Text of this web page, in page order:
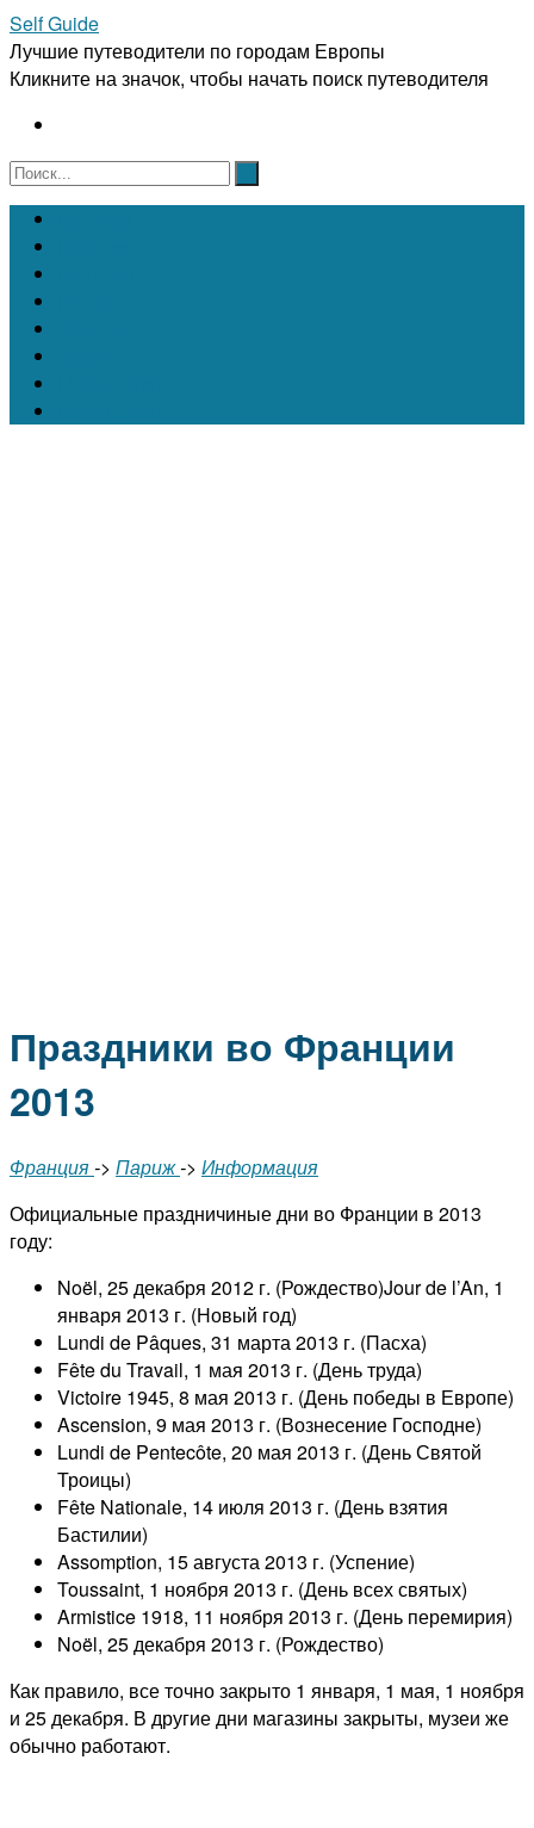
Self Guide
Лучшие путеводители по городам Европы
Кликните на значок, чтобы начать поиск путеводителя
Праздники во Франции
2013
Франция-> Париж-> Информация
Официальные праздничиные дни во Франции в 2013
году:
Noël, 25 декабря 2012 г. (Рождество)Jour de l’An, 1
января 2013 г. (Новый год)
Lundi de Pâques, 31 марта 2013 г. (Пасха)
Fête du Travail, 1 мая 2013 г. (День труда)
Victoire 1945, 8 мая 2013 г. (День победы в Европе)
Ascension, 9 мая 2013 г. (Вознесение Господне)
Lundi de Pentecôte, 20 мая 2013 г. (День Святой
Троицы)
Fête Nationale, 14 июля 2013 г. (День взятия
Бастилии)
Assomption, 15 августа 2013 г. (Успение)
Toussaint, 1 ноября 2013 г. (День всех святых)
Armistice 1918, 11 ноября 2013 г. (День перемирия)
Noël, 25 декабря 2013 г. (Рождество)
Как правило, все точно закрыто 1 января, 1 мая, 1 ноября
и 25 декабря. В другие дни магазины закрыты, музеи же
обычно работают.